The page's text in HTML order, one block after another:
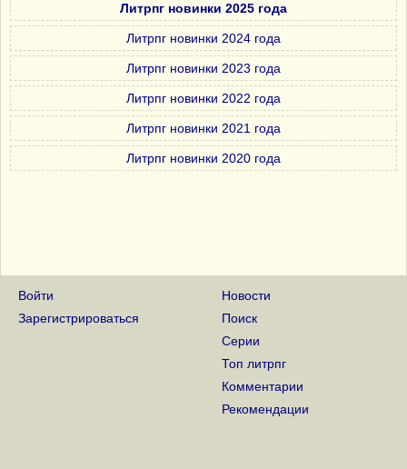
Литрпг новинки 2025 года
Литрпг новинки 2024 года
Литрпг новинки 2023 года
Литрпг новинки 2022 года
Литрпг новинки 2021 года
Литрпг новинки 2020 года
Войти
Зарегистрироваться
Новости
Поиск
Серии
Топ литрпг
Комментарии
Рекомендации